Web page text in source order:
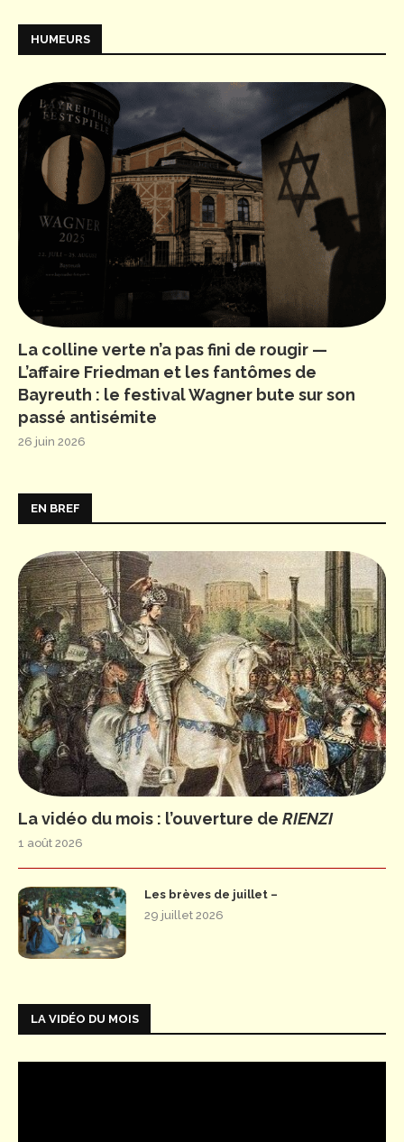
HUMEURS
La colline verte n’a pas fini de rougir —
L’affaire Friedman et les fantômes de
Bayreuth : le festival Wagner bute sur son
passé antisémite
26 juin 2026
EN BREF
La vidéo du mois : l’ouverture de RIENZI
1 août 2026
Les brèves de juillet –
29 juillet 2026
LA VIDÉO DU MOIS